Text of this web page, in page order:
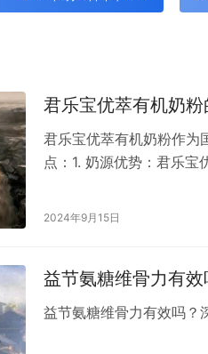
君乐宝优萃有机奶
君乐宝优萃有机奶粉作为
点：1. 奶源优势：君乐宝
分：该奶粉在配方上注
2024年9月15日
益节氨糖维骨力有
益节氨糖维骨力有效吗？